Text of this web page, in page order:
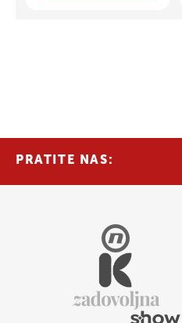
PRATITE NAS: